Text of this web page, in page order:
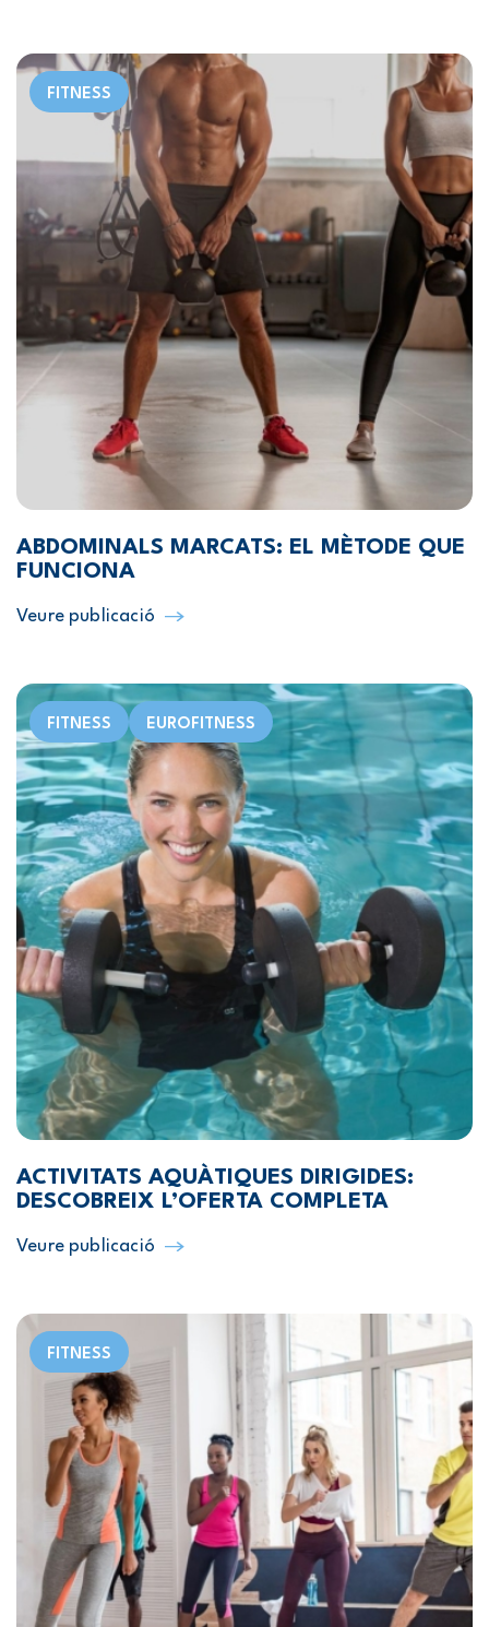
FITNESS
ABDOMINALS MARCATS: EL MÈTODE QUE
FUNCIONA
Veure publicació
FITNESS EUROFITNESS
ACTIVITATS AQUÀTIQUES DIRIGIDES:
DESCOBREIX L’OFERTA COMPLETA
Veure publicació
FITNESS